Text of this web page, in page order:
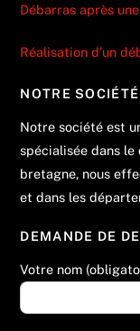
Débarras après
Réalisation d’un
NOTRE SOCIÉTÉ
Notre société est
spécialisée dans
bretagne, nous
et dans les
DEMANDE DE
Votre nom